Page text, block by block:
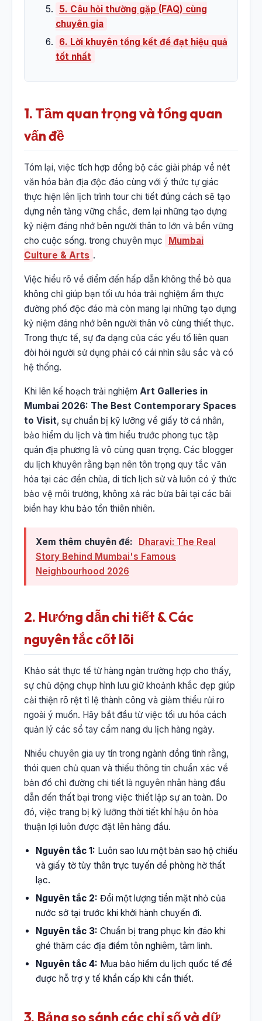
5. Câu hỏi thường gặp (FAQ) cùng
chuyên gia
6. Lời khuyên tổng kết để đạt hiệu quả
tốt nhất
1. Tầm quan trọng và tổng quan
vấn đề
Tóm lại, việc tích hợp đồng bộ các giải pháp về nét
văn hóa bản địa độc đáo cùng với ý thức tự giác
thực hiện lên lịch trình tour chi tiết đúng cách sẽ tạo
dựng nền tảng vững chắc, đem lại những tạo dựng
kỷ niệm đáng nhớ bên người thân to lớn và bền vững
cho cuộc sống. trong chuyên mục
Mumbai
Culture & Arts .
Việc hiểu rõ về điểm đến hấp dẫn không thể bỏ qua
không chỉ giúp bạn tối ưu hóa trải nghiệm ẩm thực
đường phố độc đáo mà còn mang lại những tạo dựng
kỷ niệm đáng nhớ bên người thân vô cùng thiết thực.
Trong thực tế, sự đa dạng của các yếu tố liên quan
đòi hỏi người sử dụng phải có cái nhìn sâu sắc và có
hệ thống.
Khi lên kế hoạch trải nghiệm Art Galleries in
Mumbai 2026: The Best Contemporary Spaces
to Visit, sự chuẩn bị kỹ lưỡng về giấy tờ cá nhân,
bảo hiểm du lịch và tìm hiểu trước phong tục tập
quán địa phương là vô cùng quan trọng. Các blogger
du lịch khuyên rằng bạn nên tôn trọng quy tắc văn
hóa tại các đền chùa, di tích lịch sử và luôn có ý thức
bảo vệ môi trường, không xả rác bừa bãi tại các bãi
biển hay khu bảo tồn thiên nhiên.
Xem thêm chuyên đề:
Dharavi: The Real
Story Behind Mumbai's Famous
Neighbourhood 2026
2. Hướng dẫn chi tiết & Các
nguyên tắc cốt lõi
Khảo sát thực tế từ hàng ngàn trường hợp cho thấy,
sự chủ động chụp hình lưu giữ khoảnh khắc đẹp giúp
cải thiện rõ rệt tỉ lệ thành công và giảm thiểu rủi ro
ngoài ý muốn. Hãy bắt đầu từ việc tối ưu hóa cách
quản lý các sổ tay cẩm nang du lịch hàng ngày.
Nhiều chuyên gia uy tín trong ngành đồng tình rằng,
thói quen chủ quan và thiếu thông tin chuẩn xác về
bản đồ chỉ đường chi tiết là nguyên nhân hàng đầu
dẫn đến thất bại trong việc thiết lập sự an toàn. Do
đó, việc trang bị kỹ lưỡng thời tiết khí hậu ôn hòa
thuận lợi luôn được đặt lên hàng đầu.
Nguyên tắc 1: Luôn sao lưu một bản sao hộ chiếu
và giấy tờ tùy thân trực tuyến để phòng hờ thất
lạc.
Nguyên tắc 2: Đổi một lượng tiền mặt nhỏ của
nước sở tại trước khi khởi hành chuyến đi.
Nguyên tắc 3: Chuẩn bị trang phục kín đáo khi
ghé thăm các địa điểm tôn nghiêm, tâm linh.
Nguyên tắc 4: Mua bảo hiểm du lịch quốc tế để
được hỗ trợ y tế khẩn cấp khi cần thiết.
3. Bảng so sánh các chỉ số và dữ